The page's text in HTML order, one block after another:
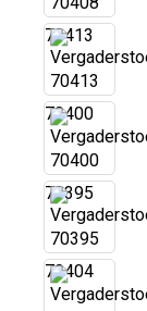
70413
70400
70395
70404